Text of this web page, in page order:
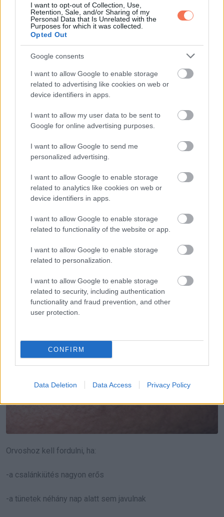
I want to opt-out of Collection, Use,
Retention, Sale, and/or Sharing of my
Personal Data that Is Unrelated with the
Purposes for which it was collected.
Opted Out
Google consents
I want to allow Google to enable storage
related to advertising like cookies on web or
device identifiers in apps.
I want to allow my user data to be sent to
Google for online advertising purposes.
I want to allow Google to send me
personalized advertising.
I want to allow Google to enable storage
related to analytics like cookies on web or
device identifiers in apps.
I want to allow Google to enable storage
related to functionality of the website or app.
I want to allow Google to enable storage
related to personalization.
I want to allow Google to enable storage
related to security, including authentication
functionality and fraud prevention, and other
user protection.
CONFIRM
Data Deletion Data Access Privacy Policy
-allergiavizsgálatot, például bőrtesztet
Ezek segíthetnek közelebb kerülni a kiváltó okhoz.
Enyhébb, nem allergiás eredetű esetekben sokszor nincs
szükség receptköteles gyógyszerre. Ilyenkor az orvos
javasolhatja például:
Benadryl, vagy cetirizine, Zyrtec)
-az érintett bőrterület kíméletét, ne vakard, ne dörzsöld
-langyos vagy hűvös fürdőt, amelyhez koloid zabkását vagy
Fontos, hogy minden gyógyszert orvosi javaslat szerint
használj, főleg, ha más betegséged is van, vagy többféle
készítményt szedsz.
Mikor kell sürgős orvosi
segítség?
Orvoshoz kell fordulni, ha:
-a csalánkiütés nagyon erős
-a tünetek néhány nap alatt sem javulnak